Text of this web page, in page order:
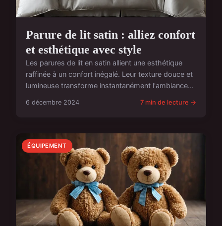
Parure de lit satin : alliez confort
et esthétique avec style
Les parures de lit en satin allient une esthétique
raffinée à un confort inégalé. Leur texture douce et
lumineuse transforme instantanément l'ambiance...
6 décembre 2024 7 min de lecture →
ÉQUIPEMENT